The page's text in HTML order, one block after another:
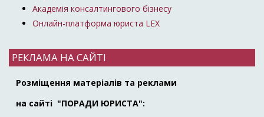
Академія консалтингового бізнесу
Онлайн-платформа юриста LEX
РЕКЛАМА НА САЙТІ
Розміщення матеріалів та реклами
на сайті "ПОРАДИ ЮРИСТА":